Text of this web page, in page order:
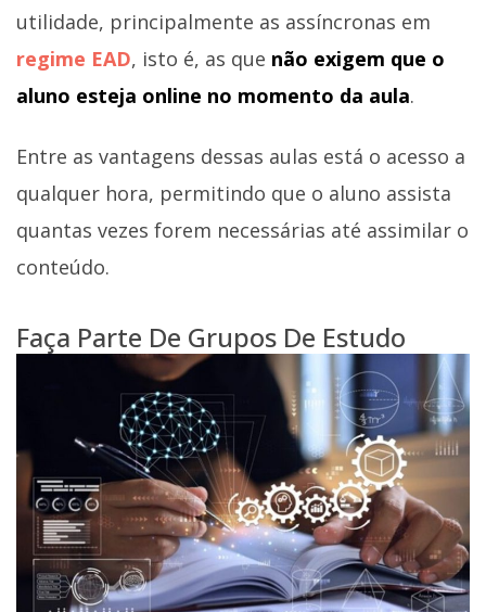
utilidade, principalmente as assíncronas em
regime EAD, isto é, as que não exigem que o
aluno esteja online no momento da aula.
Entre as vantagens dessas aulas está o acesso a
qualquer hora, permitindo que o aluno assista
quantas vezes forem necessárias até assimilar o
conteúdo.
Faça Parte De Grupos De Estudo